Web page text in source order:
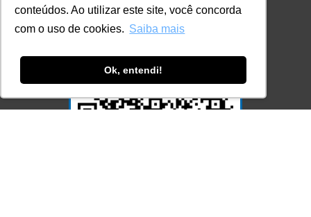
conteúdos. Ao utilizar este site, você concorda
com o uso de cookies. Saiba mais
Ok, entendi!